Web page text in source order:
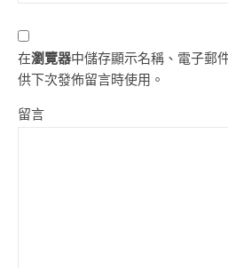
在瀏覽器中儲存顯示名稱、電子郵
供下次發佈留言時使用。
留言